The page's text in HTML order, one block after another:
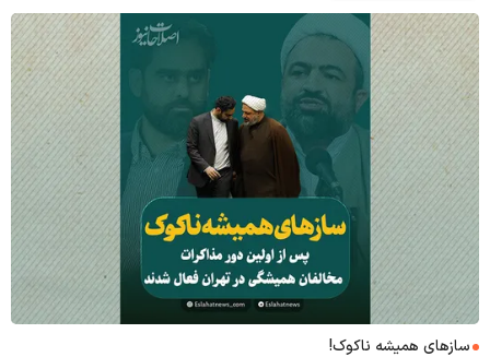
۶+۱ مدعی بهشت